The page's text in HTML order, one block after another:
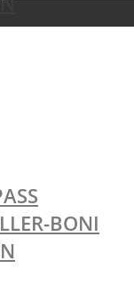
BONI